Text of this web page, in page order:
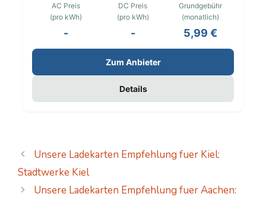
AC Preis
(pro kWh)
-
DC Preis
(pro kWh)
-
Grundgebühr
(monatlich)
5,99 €
Zum Anbieter
Details
Unsere Ladekarten Empfehlung fuer Kiel:
Stadtwerke Kiel
Unsere Ladekarten Empfehlung fuer Aachen: